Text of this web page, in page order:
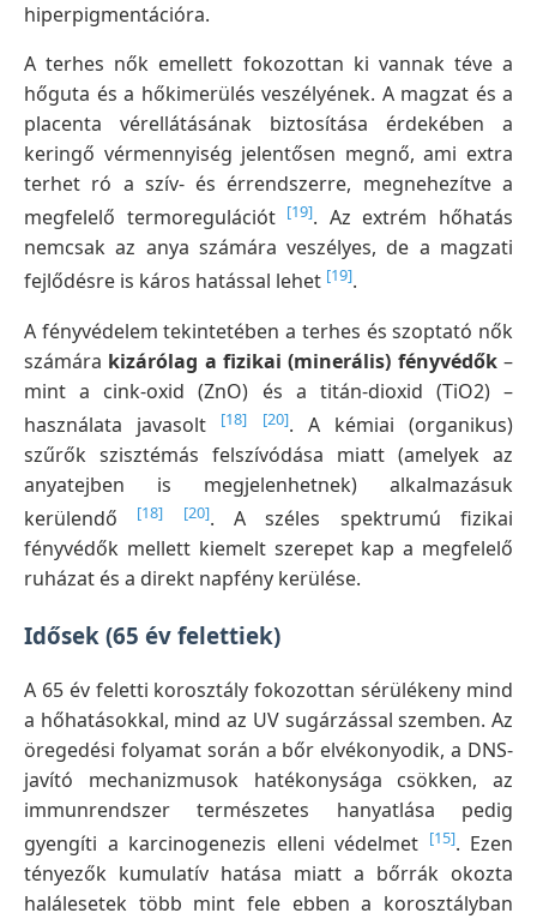
hiperpigmentációra.
A terhes nők emellett fokozottan ki vannak téve a
hőguta és a hőkimerülés veszélyének. A magzat és a
placenta vérellátásának biztosítása érdekében a
keringő vérmennyiség jelentősen megnő, ami extra
terhet ró a szív- és érrendszerre, megnehezítve a
megfelelő termoregulációt [19]. Az extrém hőhatás
nemcsak az anya számára veszélyes, de a magzati
fejlődésre is káros hatással lehet [19].
A fényvédelem tekintetében a terhes és szoptató nők
számára kizárólag a fizikai (minerális) fényvédők–
mint a cink-oxid (ZnO) és a titán-dioxid (TiO2) –
használata javasolt
[18] [20]. A kémiai (organikus)
szűrők szisztémás felszívódása miatt (amelyek az
anyatejben is megjelenhetnek) alkalmazásuk
kerülendő
[18] [20]. A széles spektrumú fizikai
fényvédők mellett kiemelt szerepet kap a megfelelő
ruházat és a direkt napfény kerülése.
Idősek (65 év felettiek)
A 65 év feletti korosztály fokozottan sérülékeny mind
a hőhatásokkal, mind az UV sugárzással szemben. Az
öregedési folyamat során a bőr elvékonyodik, a DNS-
javító mechanizmusok hatékonysága csökken, az
immunrendszer természetes hanyatlása pedig
gyengíti a karcinogenezis elleni védelmet [15]. Ezen
tényezők kumulatív hatása miatt a bőrrák okozta
halálesetek több mint fele ebben a korosztályban